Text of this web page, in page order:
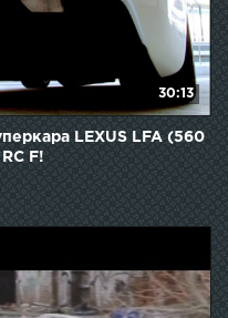
30:13
LEXUS LFA (560
F!